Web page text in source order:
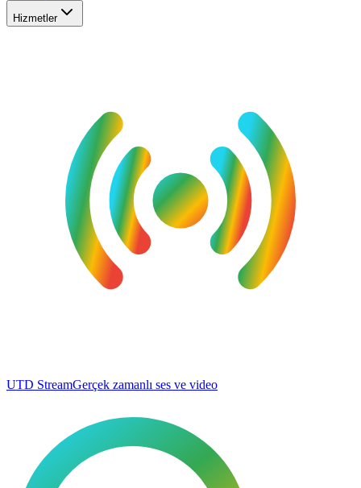
Hizmetler
UTD StreamGerçek zamanlı ses ve video